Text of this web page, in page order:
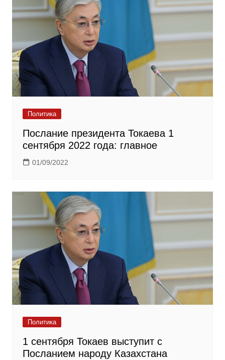
Политика
Послание президента Токаева 1
сентября 2022 года: главное
01/09/2022
Политика
1 сентября Токаев выступит с
Посланием народу Казахстана